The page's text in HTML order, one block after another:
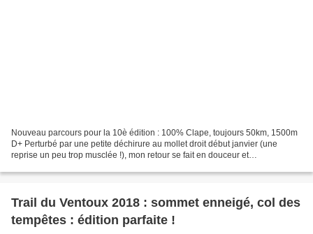
Nouveau parcours pour la 10è édition : 100% Clape, toujours 50km, 1500m
D+ Perturbé par une petite déchirure au mollet droit début janvier (une
reprise un peu trop musclée !), mon retour se fait en douceur et
Trail du Ventoux 2018 : sommet enneigé, col des
tempêtes : édition parfaite !